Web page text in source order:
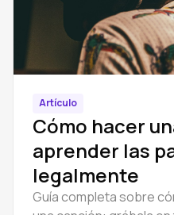
Artículo
Cómo hacer
aprender las
legalmente
Guía completa sobre